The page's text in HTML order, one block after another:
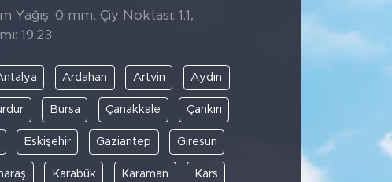
Yağış: 0 mm, Çiy Noktası: 1.1,
19:23
Ardahan Artvin Aydın
Bursa Çanakkale Çankırı
Eskişehir Gaziantep Giresun
Karabük Karaman Kars